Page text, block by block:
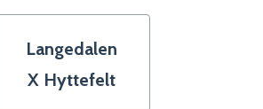
Langedalen
X Hyttefelt